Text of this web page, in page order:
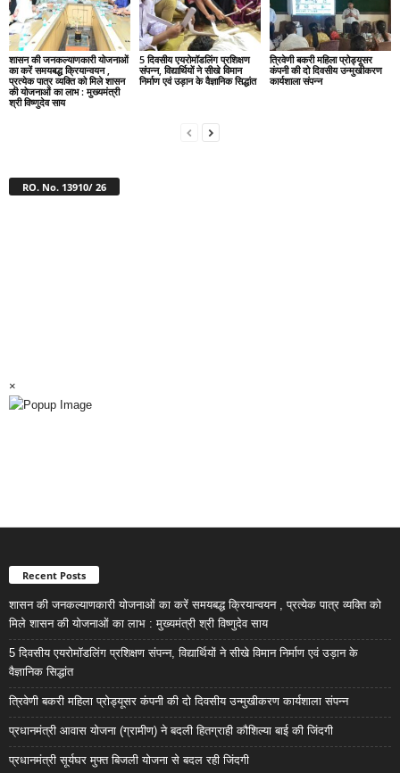
शासन की जनकल्याणकारी योजनाओं
का करें समयबद्ध क्रियान्वयन ,
प्रत्येक पात्र व्यक्ति को मिले शासन
की योजनाओं का लाभ : मुख्यमंत्री
श्री विष्णुदेव साय
5 दिवसीय एयरोमॉडलिंग प्रशिक्षण
संपन्न, विद्यार्थियों ने सीखे विमान
निर्माण एवं उड़ान के वैज्ञानिक सिद्धांत
त्रिवेणी बकरी महिला प्रोड्यूसर
कंपनी की दो दिवसीय उन्मुखीकरण
कार्यशाला संपन्न
RO. No. 13910/ 26
×
Recent Posts
शासन की जनकल्याणकारी योजनाओं का करें समयबद्ध क्रियान्वयन , प्रत्येक पात्र व्यक्ति को
मिले शासन की योजनाओं का लाभ : मुख्यमंत्री श्री विष्णुदेव साय
5 दिवसीय एयरोमॉडलिंग प्रशिक्षण संपन्न, विद्यार्थियों ने सीखे विमान निर्माण एवं उड़ान के
वैज्ञानिक सिद्धांत
त्रिवेणी बकरी महिला प्रोड्यूसर कंपनी की दो दिवसीय उन्मुखीकरण कार्यशाला संपन्न
प्रधानमंत्री आवास योजना (ग्रामीण) ने बदली हितग्राही कौशिल्या बाई की जिंदगी
प्रधानमंत्री सूर्यघर मुफ्त बिजली योजना से बदल रही जिंदगी